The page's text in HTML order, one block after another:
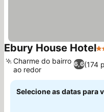
Ebury House Hotel3
6,6(174
Charme do bairro
ao redor
Selecione as datas para